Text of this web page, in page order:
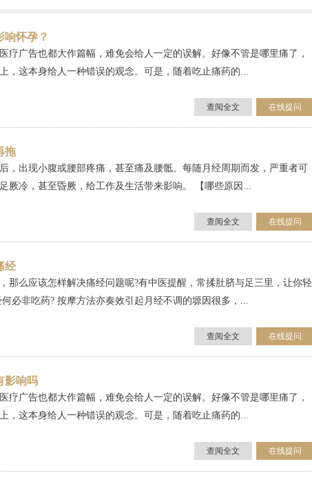
响怀孕？
疗广告也都大作篇幅，难免会给人一定的误解。好像不管是哪里痛了，
，这本身给人一种错误的观念。可是，随着吃止痛药的...
在线提问
查阅全文
拖
，出现小腹或腰部疼痛，甚至痛及腰骶。每随月经周期而发，严重者可
厥冷，甚至昏厥，给工作及生活带来影响。 【哪些原因...
在线提问
查阅全文
经
那么应该怎样解决痛经问题呢?有中医提醒，常揉肚脐与足三里，让你轻
必非吃药? 按摩方法亦奏效引起月经不调的塬因很多，...
在线提问
查阅全文
影响吗
疗广告也都大作篇幅，难免会给人一定的误解。好像不管是哪里痛了，
，这本身给人一种错误的观念。可是，随着吃止痛药的...
在线提问
查阅全文